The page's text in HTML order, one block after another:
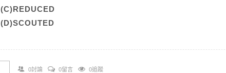
(C)REDUCED
(D)SCOUTED
0討論 0留言 0追蹤